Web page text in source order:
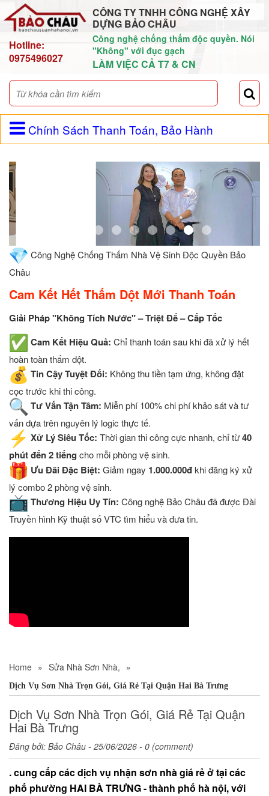
Hotline:
0975496027
CÔNG TY TNHH CÔNG NGHỆ XÂY
DỰNG BẢO CHÂU
Công nghệ chống thấm độc quyền. Nói
"Không" với đục gạch
LÀM VIỆC CẢ T7 & CN
Chính Sách Thanh Toán, Bảo Hành
Công Nghệ Chống Thấm Nhà Vệ Sinh Độc Quyền Bảo
Châu
Cam Kết Hết Thấm Dột Mới Thanh Toán
Giải Pháp "Không Tích Nước" – Triệt Để – Cấp Tốc
Cam Kết Hiệu Quả: Chỉ thanh toán sau khi đã xử lý hết
hoàn toàn thấm dột.
Tin Cậy Tuyệt Đối: Không thu tiền tạm ứng, không đặt
cọc trước khi thi công.
Tư Vấn Tận Tâm: Miễn phí 100% chi phí khảo sát và tư
vấn dựa trên nguyên lý logic thực tế.
Xử Lý Siêu Tốc: Thời gian thi công cực nhanh, chỉ từ40
phút đến 2 tiếng cho mỗi phòng vệ sinh.
Ưu Đãi Đặc Biệt: Giảm ngay 1.000.000đkhi đăng ký xử
lý combo 2 phòng vệ sinh.
Thương Hiệu Uy Tín: Công nghệ Bảo Châu đã được Đài
Truyền hình Kỹ thuật số VTC tìm hiểu và đưa tin.
Home » Sửa Nhà Sơn Nhà, »
Dịch Vụ Sơn Nhà Trọn Gói, Giá Rẻ Tại Quận Hai Bà Trưng
Dịch Vụ Sơn Nhà Trọn Gói, Giá Rẻ Tại Quận
Hai Bà Trưng
Đăng bởi: Bảo Châu - 25/06/2026 - 0 (comment)
. cung cấp các dịch vụ nhận sơn nhà giá rẻ ở tại các
phố phường HAI BÀ TRƯNG - thành phố hà nội, với